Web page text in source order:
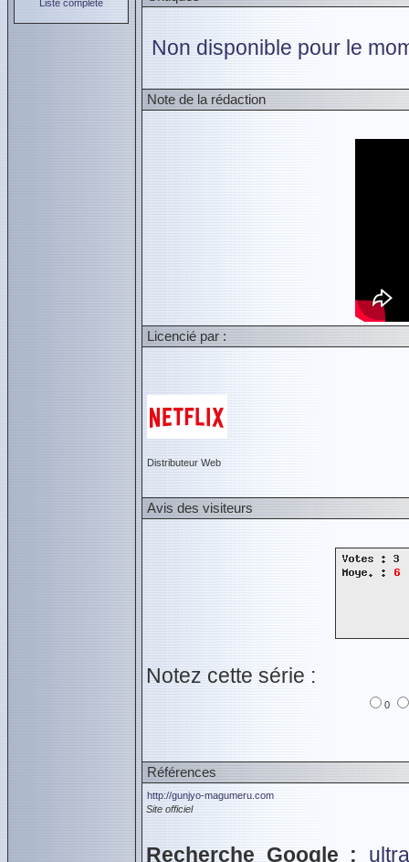
Liste complète
Non disponible pour le
Note de la rédaction
Licencié par :
Distributeur Web
Avis des visiteurs
Notez cette série :
0
Références
http://gunjyo-magumeru.com
Site officiel
Recherche Google :